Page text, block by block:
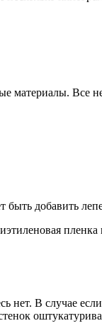
материалы. Все
быть добавить
нет. В случае